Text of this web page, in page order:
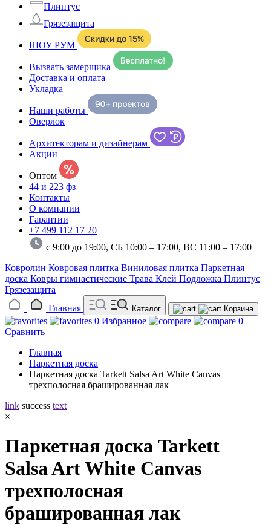
Плинтус
Грязезащита
ШОУ РУМ
Вызвать замерщика
Доставка и оплата
Укладка
Наши работы
Оверлок
Архитекторам и дизайнерам
Акции
Оптом
44 и 223 фз
Контакты
О компании
Гарантии
+7 499 112 17 20
с 9:00 до 19:00, СБ 10:00 – 17:00, ВС 11:00 – 17:00
Ковролин Ковровая плитка Виниловая плитка Паркетная
доска Ковры гимнастические Трава Клей Подложка Плинтус
Грязезащита
Главная
Каталог Корзина
0 Избранное
0
Сравнить
Главная
Паркетная доска
Паркетная доска Tarkett Salsa Art White Canvas
трехполосная брашированная лак
link success text
×
Паркетная доска Tarkett
Salsa Art White Canvas
трехполосная
брашированная лак